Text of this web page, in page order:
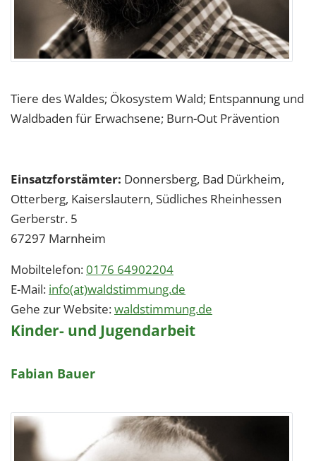
Tiere des Waldes; Ökosystem Wald; Entspannung und
Waldbaden für Erwachsene; Burn-Out Prävention
Einsatzforstämter: Donnersberg, Bad Dürkheim,
Otterberg, Kaiserslautern, Südliches Rheinhessen
Gerberstr. 5
67297 Marnheim
Mobiltelefon:0176 64902204
E-Mail: info(at)waldstimmung.de
Gehe zur Website:waldstimmung.de
Kinder- und Jugendarbeit
Fabian Bauer